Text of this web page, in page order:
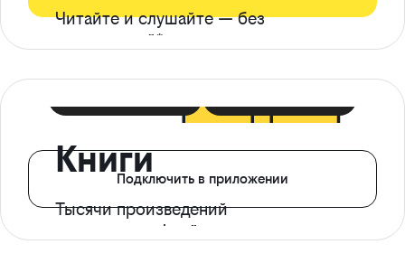
Читайте и слушайте — без
ограничений*
Книги
Тысячи произведений
с доступом офлайн
Подключить в приложении